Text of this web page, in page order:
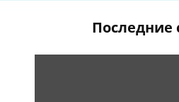
Последние